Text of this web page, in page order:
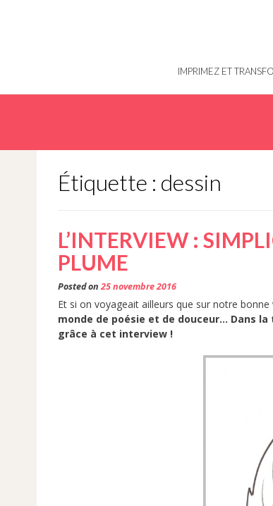
IMPRIMEZ ET
Étiquette : dessin
L’INTERVIEW :
PLUME
Posted on25 novembre 2016
Et si on voyageait ailleurs que sur notre bonne
monde de poésie et de douceur… Dans
grâce à cet interview !